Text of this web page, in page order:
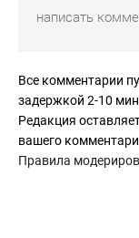
Все комментарии
задержкой 2-10
Редакция
вашего
Правила